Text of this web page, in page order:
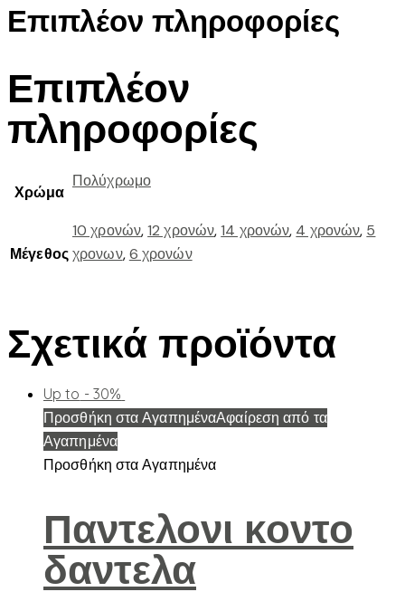
Επιπλέον πληροφορίες
Επιπλέον
πληροφορίες
Χρώμα
Πολύχρωμο
Μέγεθος
10 χρονών,12 χρονών,14 χρονών, 4 χρονών, 5
χρονων,6 χρονών
Σχετικά προϊόντα
Up to - 30%
Προσθήκη στα ΑγαπημέναΑφαίρεση από τα
Αγαπημένα
Προσθήκη στα Αγαπημένα
Παντελονι κοντο
δαντελα